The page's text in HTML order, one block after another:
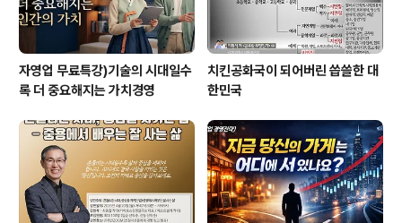
자영업 무료특강)기술의 시대일수
록 더 중요해지는 가치경영
치킨공화국이 되어버린 씁쓸한 대
한민국